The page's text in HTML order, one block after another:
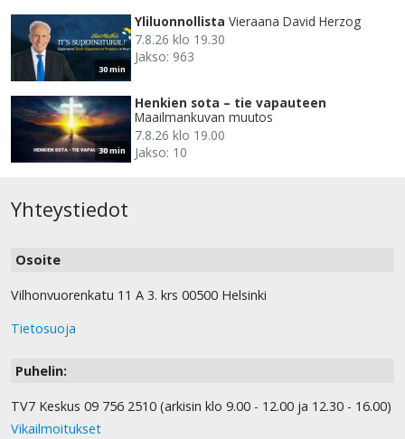
30 min
Yliluonnollista Vieraana David Herzog
7.8.26 klo 19.30
Jakso: 963
30 min
Henkien sota – tie vapauteen
Maailmankuvan muutos
7.8.26 klo 19.00
Jakso: 10
Yhteystiedot
Osoite
Vilhonvuorenkatu 11 A 3. krs 00500 Helsinki
Tietosuoja
Puhelin:
TV7 Keskus 09 756 2510 (arkisin klo 9.00 - 12.00 ja 12.30 - 16.00)
Vikailmoitukset